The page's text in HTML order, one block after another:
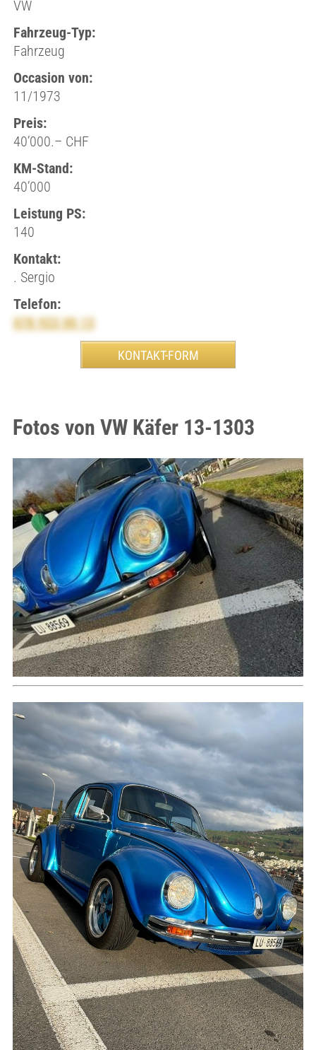
VW
Fahrzeug-Typ:
Fahrzeug
Occasion von:
11/1973
Preis:
40’000.– CHF
KM-Stand:
40’000
Leistung PS:
140
Kontakt:
. Sergio
Telefon:
078 923 00 13
Fotos von VW Käfer 13-1303